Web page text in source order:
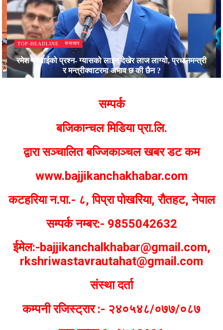
TOP-HEADLINE समाचार
रमेश प्रसाईको प्रश्न- ग्यासको लाइन देखेर लाज लाग्यो, प्रधानमन्त्री
र मन्त्रीक्वाटरमा अभाव छ की छैन ?
सम्पर्क
बजिकान्चल मिडिया प्रा.लि.
द्वारा सञ्चालित बज्जिकाञ्चल खबर डट कम
www.bajjikanchakhabar.com
कटहरिया न.पा.- ८, पिप्रा पोखरिया, रौतहट, नेपाल
सम्पर्क नम्बर:- 9855042632
ईमेल:-bajjikanchalkhabar@gmail.com,
rkshriwastavrautahat@gmail.com
संस्था दर्ता
कम्पनी रजिस्ट्रार :- २४०५४८/०७७/०८७